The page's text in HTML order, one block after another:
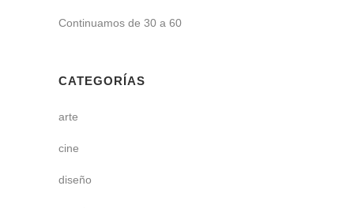
Continuamos de 30 a 60
CATEGORÍAS
arte
cine
diseño